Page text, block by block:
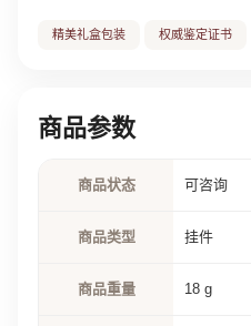
精美礼盒包装 权威鉴定证书
商品参数
商品状态 可咨询
商品类型 挂件
商品重量 18 g